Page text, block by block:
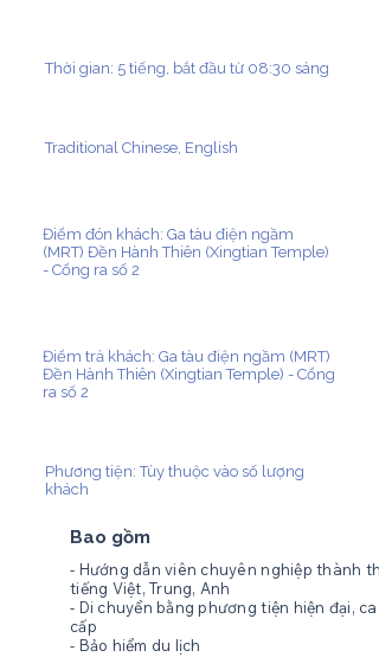
Thời gian: 5 tiếng, bắt đầu từ 08:30 sáng
Traditional Chinese, English
Điểm đón khách: Ga tàu điện ngầm
(MRT) Đền Hành Thiên (Xingtian Temple)
- Cổng ra số 2
Điểm trả khách: Ga tàu điện ngầm (MRT)
Đền Hành Thiên (Xingtian Temple) - Cổng
ra số 2
Phương tiện: Tùy thuộc vào số lượng
khách
Bao gồm
- Hướng dẫn viên chuyên nghiệp thành
tiếng Việt, Trung, Anh
- Di chuyển bằng phương tiện hiện đại, cao
cấp
- Bảo hiểm du lịch